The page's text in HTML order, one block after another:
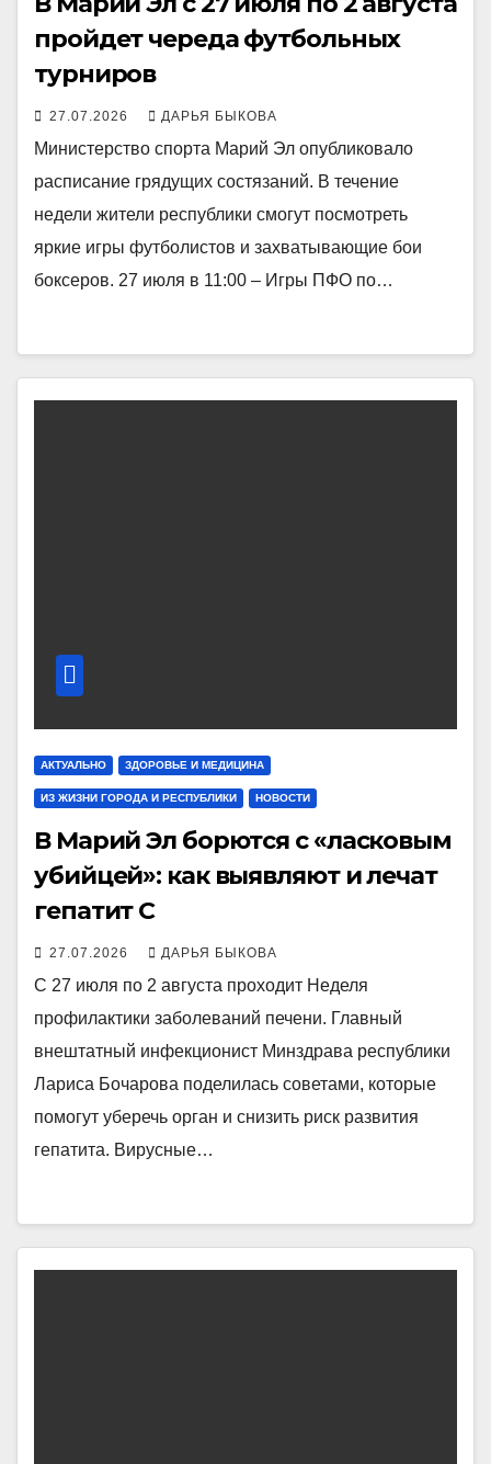
пройдет череда футбольных
турниров
27.07.2026 ДАРЬЯ БЫКОВА
Министерство спорта Марий Эл опубликовало
расписание грядущих состязаний. В течение
недели жители республики смогут посмотреть
яркие игры футболистов и захватывающие бои
боксеров. 27 июля в 11:00 – Игры ПФО по…
АКТУАЛЬНО ЗДОРОВЬЕ И МЕДИЦИНА
ИЗ ЖИЗНИ ГОРОДА И РЕСПУБЛИКИ НОВОСТИ
В Марий Эл борются с «ласковым
убийцей»: как выявляют и лечат
гепатит C
27.07.2026 ДАРЬЯ БЫКОВА
С 27 июля по 2 августа проходит Неделя
профилактики заболеваний печени. Главный
внештатный инфекционист Минздрава республики
Лариса Бочарова поделилась советами, которые
помогут уберечь орган и снизить риск развития
гепатита. Вирусные…